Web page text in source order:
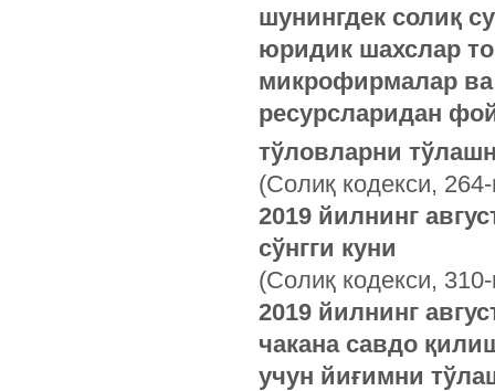
шунингдек солиқ
юридик шахслар
микрофирмалар ва
ресурсларидан
тўловларни
(Солиқ кодекси,
2019 йилнинг
сўнгги куни
(Солиқ кодекси,
2019 йилнинг
чакана савдо
учун йиғимни